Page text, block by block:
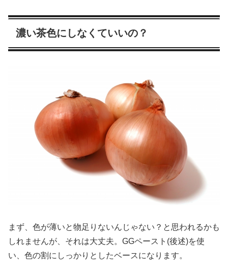
濃い茶色にしなくていいの？
まず、色が薄いと物足りないんじゃない？と思われるかも
しれませんが、それは大丈夫。GGペースト(後述)を使
い、色の割にしっかりとしたベースになります。